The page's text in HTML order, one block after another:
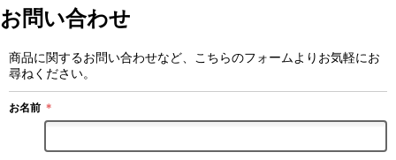
お問い合わせ
商品に関するお問い合わせなど、こちらのフォームよりお気軽にお
尋ねください。
お名前 ＊